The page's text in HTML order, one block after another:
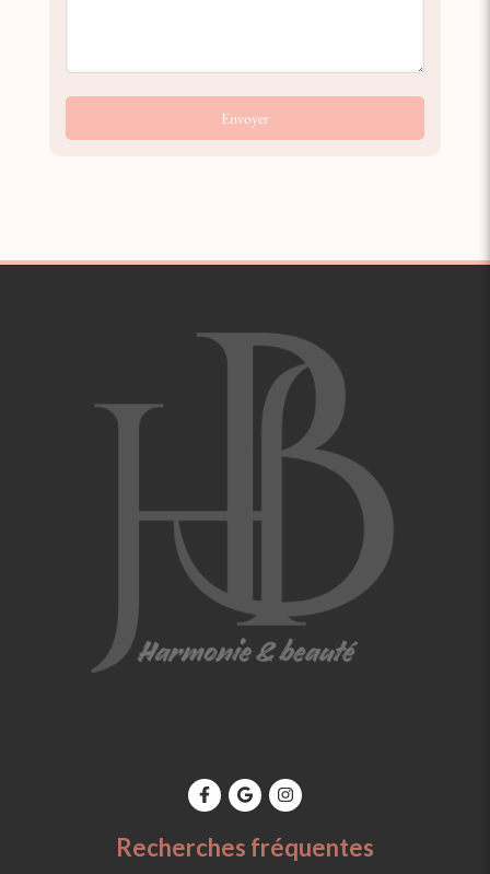
Envoyer
Recherches fréquentes